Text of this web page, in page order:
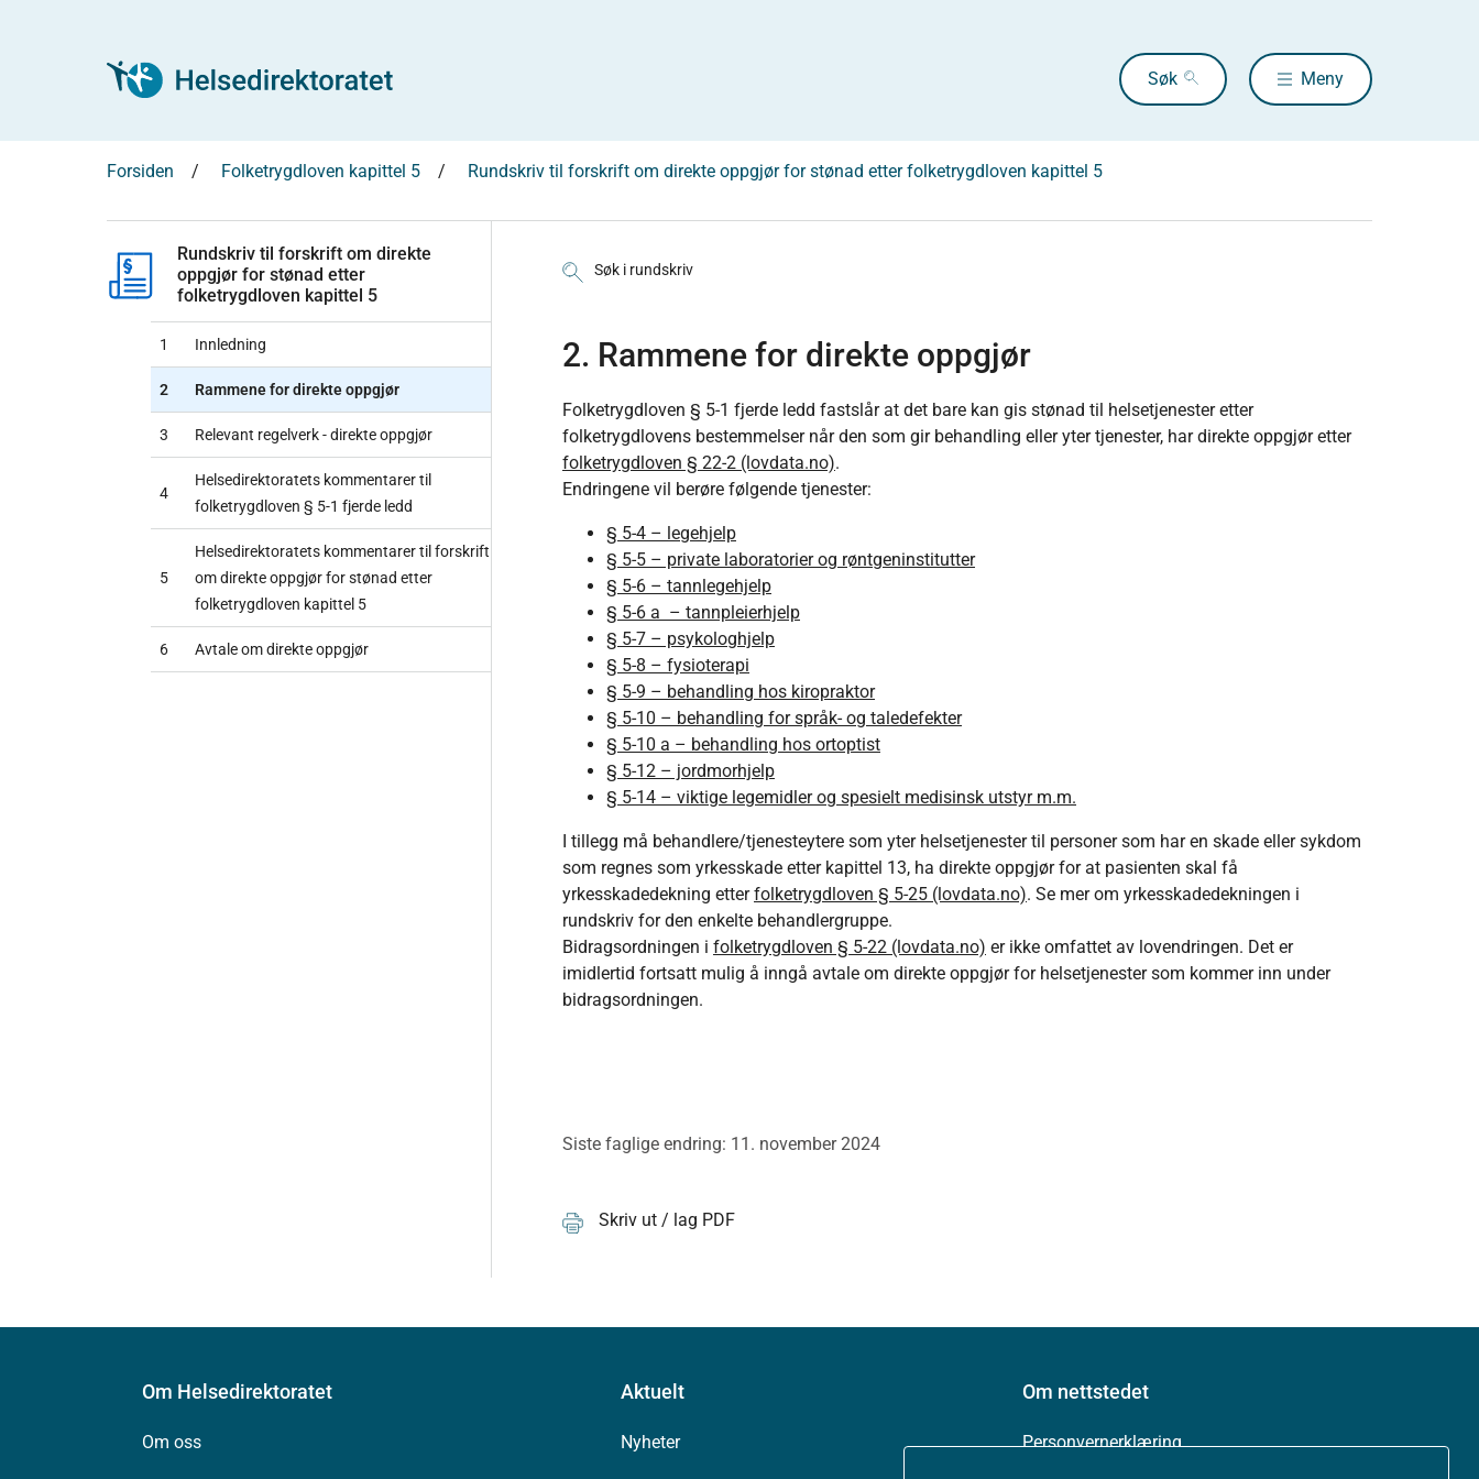
Søk Meny
Forsiden Folketrygdloven kapittel 5 Rundskriv til forskrift om direkte oppgjør for stønad etter folketrygdloven kapittel 5
Rundskriv til forskrift om direkte
oppgjør for stønad etter
folketrygdloven kapittel 5
1 Innledning
2 Rammene for direkte oppgjør
3 Relevant regelverk - direkte oppgjør
4
Helsedirektoratets kommentarer til
folketrygdloven § 5-1 fjerde ledd
5
Helsedirektoratets kommentarer til forskrift
om direkte oppgjør for stønad etter
folketrygdloven kapittel 5
6 Avtale om direkte oppgjør
Søk i rundskriv
2. Rammene for direkte oppgjør
Folketrygdloven § 5-1 fjerde ledd fastslår at det bare kan gis stønad til helsetjenester etter
folketrygdlovens bestemmelser når den som gir behandling eller yter tjenester, har direkte oppgjør etter
folketrygdloven § 22-2 (lovdata.no).
Endringene vil berøre følgende tjenester:
§ 5-4 – legehjelp
§ 5-5 – private laboratorier og røntgeninstitutter
§ 5-6 – tannlegehjelp
§ 5-6 a – tannpleierhjelp
§ 5-7 – psykologhjelp
§ 5-8 – fysioterapi
§ 5-9 – behandling hos kiropraktor
§ 5-10 – behandling for språk- og taledefekter
§ 5-10 a – behandling hos ortoptist
§ 5-12 – jordmorhjelp
§ 5-14 – viktige legemidler og spesielt medisinsk utstyr m.m.
I tillegg må behandlere/tjenesteytere som yter helsetjenester til personer som har en skade eller sykdom
som regnes som yrkesskade etter kapittel 13, ha direkte oppgjør for at pasienten skal få
yrkesskadedekning etterfolketrygdloven § 5-25 (lovdata.no). Se mer om yrkesskadedekningen i
rundskriv for den enkelte behandlergruppe.
Bidragsordningen i folketrygdloven § 5-22 (lovdata.no) er ikke omfattet av lovendringen. Det er
imidlertid fortsatt mulig å inngå avtale om direkte oppgjør for helsetjenester som kommer inn under
bidragsordningen.
Siste faglige endring: 11. november 2024
Skriv ut / lag PDF
Om Helsedirektoratet
Om oss
Aktuelt
Nyheter
Om nettstedet
Personvernerklæring